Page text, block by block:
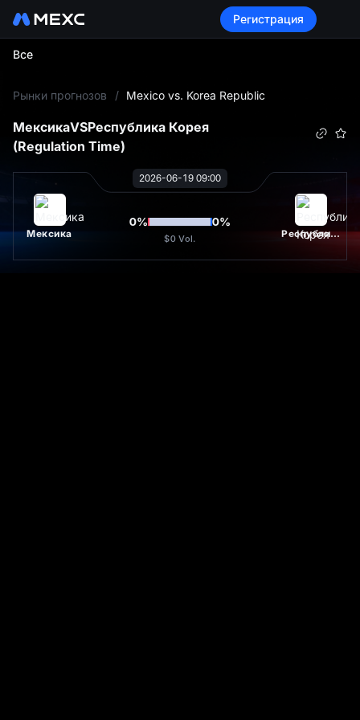
Регистрация
Все
Рынки прогнозов / Mexico vs. Korea Republic
МексикаVSРеспублика Корея
(Regulation Time)
2026-06-19 09:00
Мексика
0% 0%
$0 Vol. Республика Корея